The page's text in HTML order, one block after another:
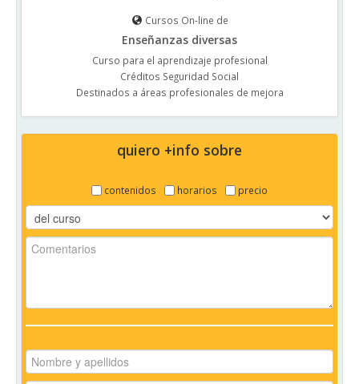
Cursos On-line de
Enseñanzas diversas
Curso para el aprendizaje profesional
Créditos Seguridad Social
Destinados a áreas profesionales de mejora
quiero +info sobre
contenidos horarios precio